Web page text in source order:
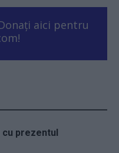
aici pentru
prezentul